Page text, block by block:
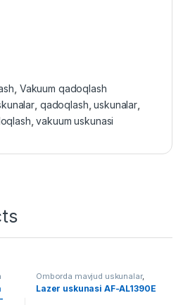
Vakuum qadoqlash
qadoqlash ,uskunalar
,vakuum uskunasi
Omborda mavjud uskunalar,
Yog'ochga ishlov berish
Lazer uskunasi AF-AL1390E